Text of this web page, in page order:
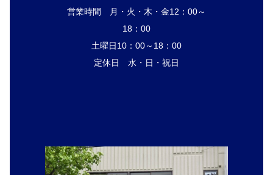
営業時間 月・火・木・金12：00～
18：00
土曜日10：00～18：00
定休日 水・日・祝日